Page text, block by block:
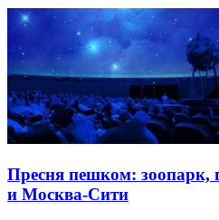
Пресня пешком: зоопарк,
и Москва-Сити